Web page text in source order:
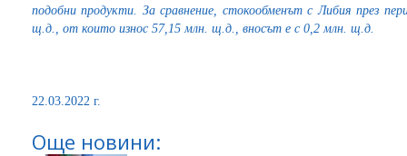
подобни продукти. За сравнение, стокообменът с Либия през
щ.д., от които износ 57,15 млн. щ.д., вносът е с 0,2 млн. щ.д.
22.03.2022 г.
Още новини: